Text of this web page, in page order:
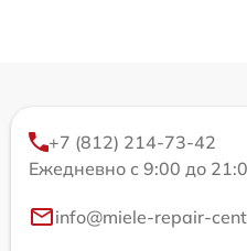
+7 (812) 214-73-42
Ежедневно с 9:00 до
info@miele-repair-